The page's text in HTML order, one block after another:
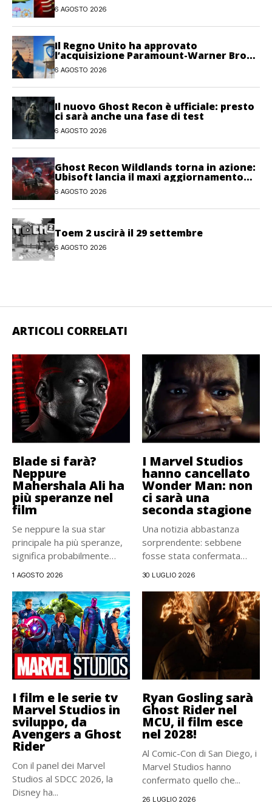
6 AGOSTO 2026
Il Regno Unito ha approvato
l’acquisizione Paramount-Warner Bros
Discovery
6 AGOSTO 2026
Il nuovo Ghost Recon è ufficiale: presto
ci sarà anche una fase di test
6 AGOSTO 2026
Ghost Recon Wildlands torna in azione:
Ubisoft lancia il maxi aggiornamento
gratuito Last Rites
6 AGOSTO 2026
Toem 2 uscirà il 29 settembre
6 AGOSTO 2026
ARTICOLI CORRELATI
Blade si farà?
Neppure
Mahershala Ali ha
più speranze nel
film
Se neppure la sua star
principale ha più speranze,
significa probabilmente
1 AGOSTO 2026
I Marvel Studios
hanno cancellato
Wonder Man: non
ci sarà una
seconda stagione
Una notizia abbastanza
sorprendente: sebbene
fosse stata confermata
30 LUGLIO 2026
I film e le serie tv
Marvel Studios in
sviluppo, da
Avengers a Ghost
Rider
Con il panel dei Marvel
Studios al SDCC 2026, la
Disney ha...
Ryan Gosling sarà
Ghost Rider nel
MCU, il film esce
nel 2028!
Al Comic-Con di San Diego, i
Marvel Studios hanno
confermato quello che...
26 LUGLIO 2026